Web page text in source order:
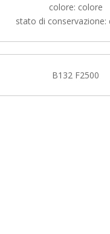
colore: colore
stato di conservazione:
B132 F2500